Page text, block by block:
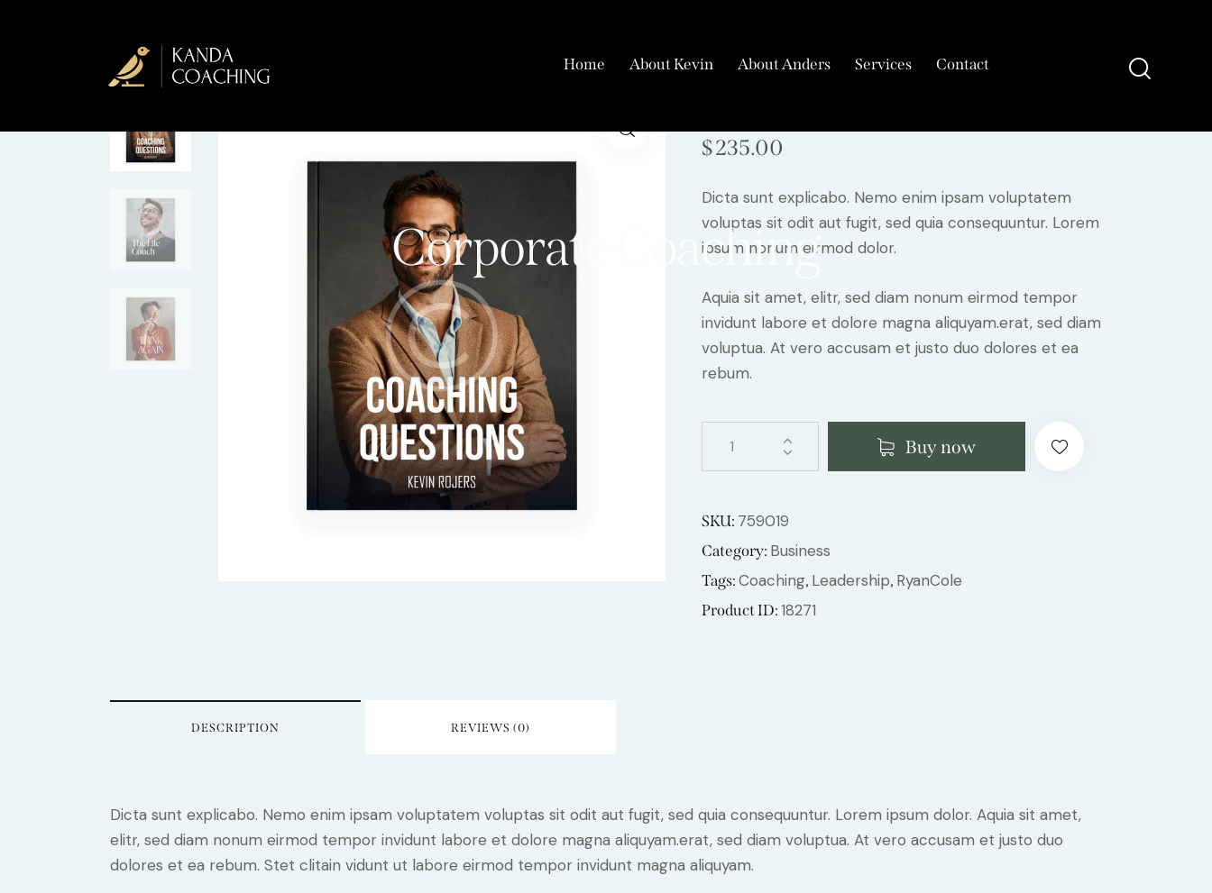
Home About Kevin About Anders Services Contact
Corporate Coaching
$235.00
Dicta sunt explicabo. Nemo enim ipsam voluptatem
voluptas sit odit aut fugit, sed quia consequuntur. Lorem
ipsum nonum eirmod dolor.
Aquia sit amet, elitr, sed diam nonum eirmod tempor
invidunt labore et dolore magna aliquyam.erat, sed diam
voluptua. At vero accusam et justo duo dolores et ea
rebum.
Buy now
SKU: 759019
Category: Business
Tags:Coaching, Leadership, RyanCole
Product ID:18271
DESCRIPTION REVIEWS (0)
Dicta sunt explicabo. Nemo enim ipsam voluptatem voluptas sit odit aut fugit, sed quia consequuntur. Lorem ipsum dolor. Aquia sit amet,
elitr, sed diam nonum eirmod tempor invidunt labore et dolore magna aliquyam.erat, sed diam voluptua. At vero accusam et justo duo
dolores et ea rebum. Stet clitain vidunt ut labore eirmod tempor invidunt magna aliquyam.